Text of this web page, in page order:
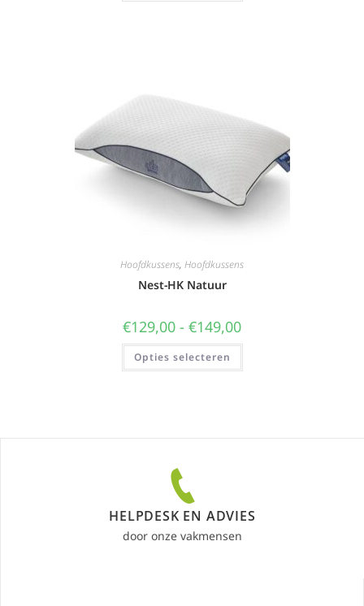
Hoofdkussens, Hoofdkussens
Nest-HK Natuur
€129,00 - €149,00
Opties selecteren
HELPDESK EN ADVIES
door onze vakmensen